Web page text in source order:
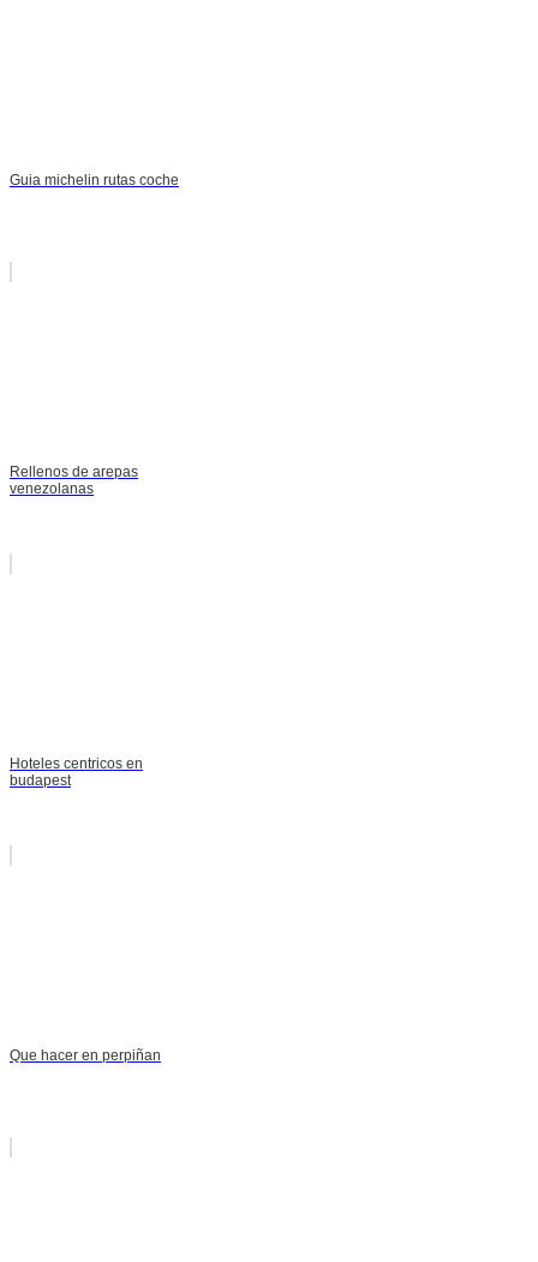
Guia michelin rutas coche
Rellenos de arepas
venezolanas
Hoteles centricos en
budapest
Que hacer en perpiñan